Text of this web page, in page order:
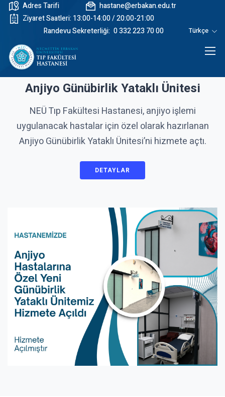
Adres Tarifi
hastane@erbakan.edu.tr
Ziyaret Saatleri: 13:00-14:00 / 20:00-21:00
Randevu Sekreterliği: 0 332 223 70 00 Türkçe
Anjiyo Günübirlik Yataklı Ünitesi
NEÜ Tıp Fakültesi Hastanesi, anjiyo işlemi
uygulanacak hastalar için özel olarak hazırlanan
Anjiyo Günübirlik Yataklı Ünitesi’ni hizmete açtı.
DETAYLAR